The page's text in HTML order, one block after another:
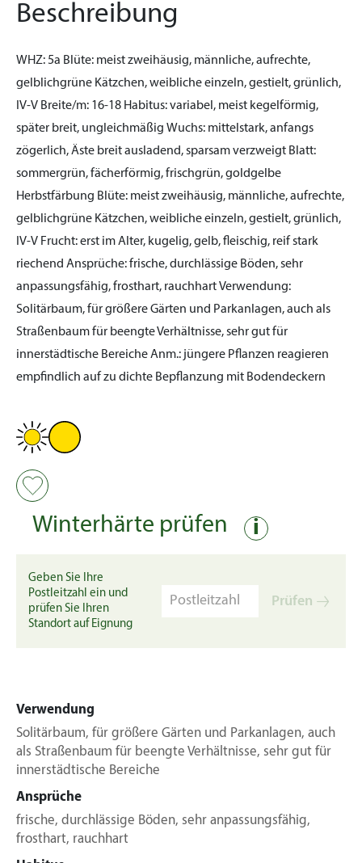
Beschreibung
WHZ:5a Blüte: meist zweihäusig, männliche, aufrechte,
gelblichgrüne Kätzchen, weibliche einzeln, gestielt, grünlich,
IV-V Breite/m: 16-18 Habitus:variabel, meist kegelförmig,
später breit, ungleichmäßig Wuchs: mittelstark, anfangs
zögerlich, Äste breit ausladend, sparsam verzweigt Blatt:
sommergrün, fächerförmig, frischgrün, goldgelbe
Herbstfärbung Blüte: meist zweihäusig, männliche, aufrechte,
gelblichgrüne Kätzchen, weibliche einzeln, gestielt, grünlich,
IV-V Frucht:erst im Alter, kugelig, gelb, fleischig, reif stark
riechend Ansprüche:frische, durchlässige Böden, sehr
anpassungsfähig, frosthart, rauchhartVerwendung:
Solitärbaum, für größere Gärten und Parkanlagen, auch als
Straßenbaum für beengte Verhältnisse, sehr gut für
innerstädtische BereicheAnm.: jüngere Pflanzen reagieren
empfindlich auf zu dichte Bepflanzung mit Bodendeckern
Winterhärte prüfen i
Geben Sie Ihre
Postleitzahl ein und
prüfen Sie Ihren
Standort auf Eignung
Prüfen
Verwendung
Solitärbaum, für größere Gärten und Parkanlagen, auch
als Straßenbaum für beengte Verhältnisse, sehr gut für
innerstädtische Bereiche
Ansprüche
frische, durchlässige Böden, sehr anpassungsfähig,
frosthart, rauchhart